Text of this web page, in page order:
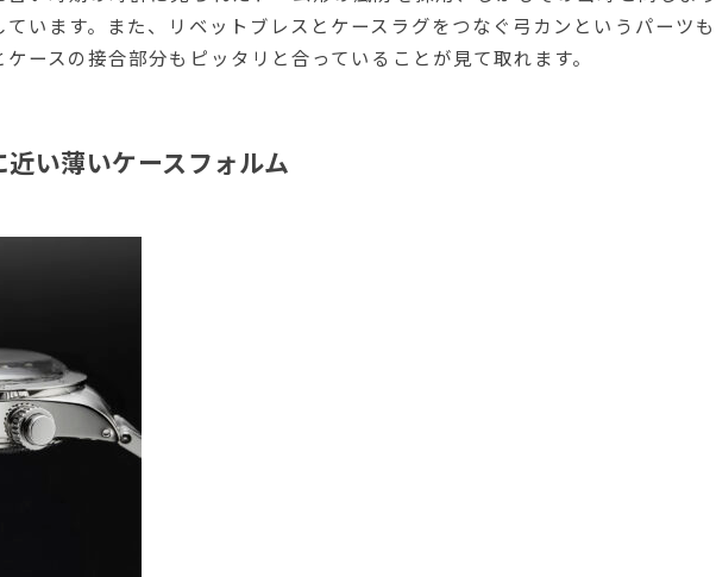
います。また、リベットブレスとケースラグをつなぐ弓カンというパーツ
ースの接合部分もピッタリと合っていることが見て取れます。
い薄いケースフォルム